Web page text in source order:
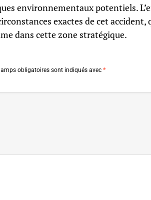
environnementaux potentiels.
exactes de cet accident,
dans cette zone stratégique.
obligatoires sont indiqués avec *